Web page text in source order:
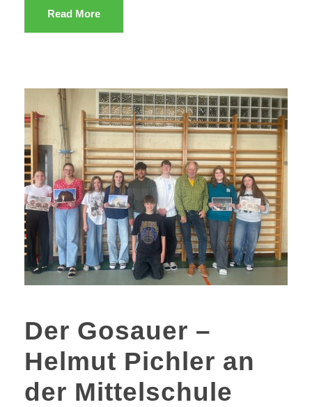
Read More
Der Gosauer –
Helmut Pichler an
der Mittelschule